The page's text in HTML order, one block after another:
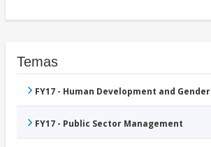
Temas
FY17 - Human Development and Gender
FY17 - Public Sector Management